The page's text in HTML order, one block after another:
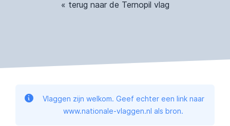
« terug naar de Ternopil vlag
Vlaggen zijn welkom. Geef echter een link naar
www.nationale-vlaggen.nl als bron.